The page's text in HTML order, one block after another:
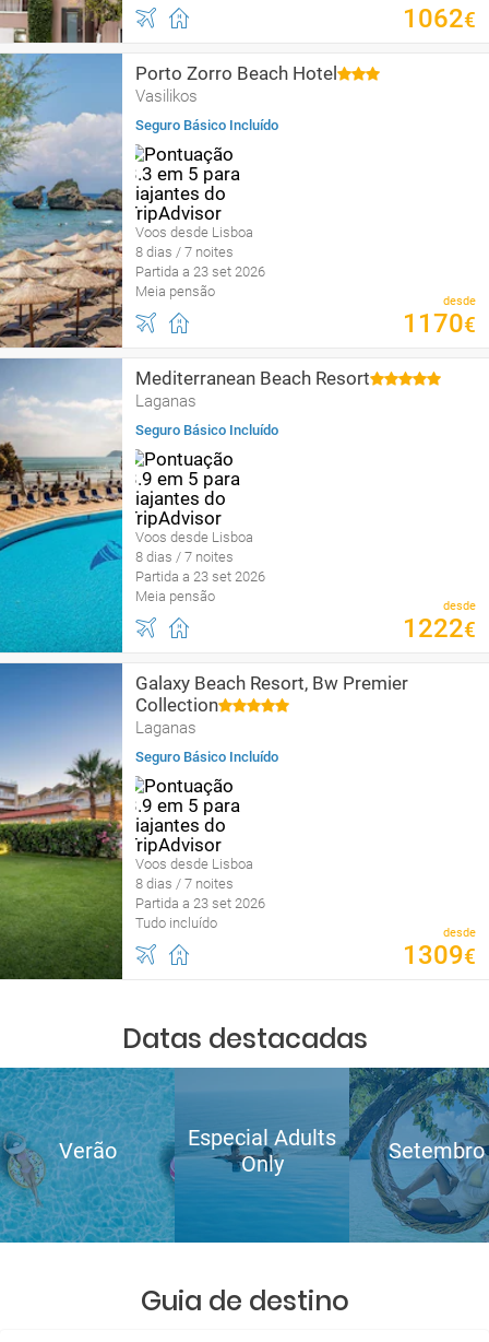
1062€
Porto Zorro Beach Hotel
Vasilikos
Seguro Básico Incluído
Voos desde Lisboa
8 dias / 7 noites
Partida a 23 set 2026
Meia pensão
desde
1170€
Mediterranean Beach Resort
Laganas
Seguro Básico Incluído
Voos desde Lisboa
8 dias / 7 noites
Partida a 23 set 2026
Meia pensão
desde
1222€
Galaxy Beach Resort, Bw Premier
Collection
Laganas
Seguro Básico Incluído
Voos desde Lisboa
8 dias / 7 noites
Partida a 23 set 2026
Tudo incluído
desde
1309€
Datas destacadas
Verão
Especial Adults
Only
Setembro
Guia de destino